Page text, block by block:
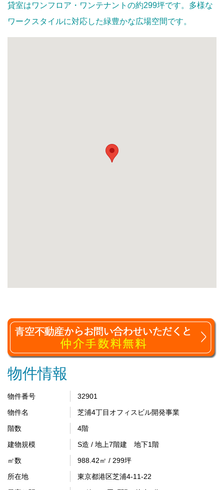
貸室はワンフロア・ワンテナントの約299坪です。多様な
ワークスタイルに対応した緑豊かな広場空間です。
物件情報
物件番号
32901
物件名
芝浦4丁目オフィスビル開発事業
階数
4階
建物規模
S造 / 地上7階建 地下1階
㎡数
988.42㎡ / 299坪
所在地
東京都港区芝浦4-11-22